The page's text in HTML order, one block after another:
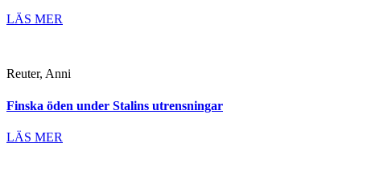
LÄS MER
Reuter, Anni
Finska öden under Stalins utrensningar
LÄS MER